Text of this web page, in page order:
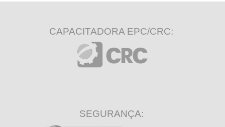
CAPACITADORA EPC/CRC:
SEGURANÇA: